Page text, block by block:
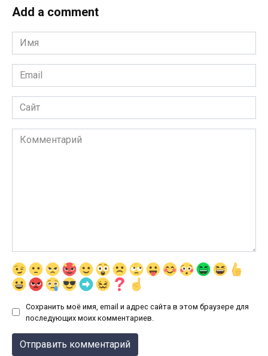
Add a comment
Имя
*
Email
*
Сайт
Комментарий
Сохранить моё имя, email и адрес сайта в этом браузере для
последующих моих комментариев.